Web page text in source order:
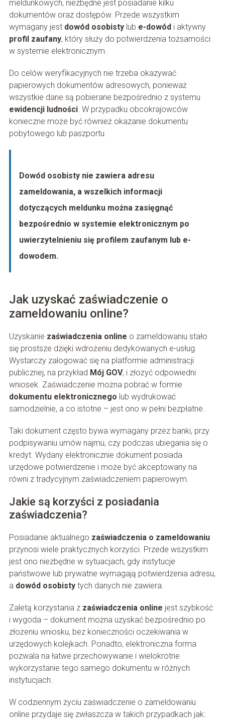
meldunkowych, niezbędne jest posiadanie kilku
dokumentów oraz dostępów. Przede wszystkim
wymagany jest dowód osobistylub e-dowódi aktywny
profil zaufany, który służy do potwierdzenia tożsamości
w systemie elektronicznym.
Do celów weryfikacyjnych nie trzeba okazywać
papierowych dokumentów adresowych, ponieważ
wszystkie dane są pobierane bezpośrednio z systemu
ewidencji ludności. W przypadku obcokrajowców
konieczne może być również okazanie dokumentu
pobytowego lub paszportu.
Dowód osobisty nie zawiera adresu
zameldowania, a wszelkich informacji
dotyczących meldunku można zasięgnąć
bezpośrednio w systemie elektronicznym po
uwierzytelnieniu się profilem zaufanym lub e-
dowodem.
Jak uzyskać zaświadczenie o
zameldowaniu online?
Uzyskanie zaświadczenia online o zameldowaniu stało
się prostsze dzięki wdrożeniu dedykowanych e-usług.
Wystarczy zalogować się na platformie administracji
publicznej, na przykład Mój GOV, i złożyć odpowiedni
wniosek. Zaświadczenie można pobrać w formie
dokumentu elektronicznego lub wydrukować
samodzielnie, a co istotne – jest ono w pełni bezpłatne.
Taki dokument często bywa wymagany przez banki, przy
podpisywaniu umów najmu, czy podczas ubiegania się o
kredyt. Wydany elektronicznie dokument posiada
urzędowe potwierdzenie i może być akceptowany na
równi z tradycyjnym zaświadczeniem papierowym.
Jakie są korzyści z posiadania
zaświadczenia?
Posiadanie aktualnego zaświadczenia o zameldowaniu
przynosi wiele praktycznych korzyści. Przede wszystkim
jest ono niezbędne w sytuacjach, gdy instytucje
państwowe lub prywatne wymagają potwierdzenia adresu,
a dowód osobistytych danych nie zawiera.
Zaletą korzystania z zaświadczenia online jest szybkość
i wygoda – dokument można uzyskać bezpośrednio po
złożeniu wniosku, bez konieczności oczekiwania w
urzędowych kolejkach. Ponadto, elektroniczna forma
pozwala na łatwe przechowywanie i wielokrotne
wykorzystanie tego samego dokumentu w różnych
instytucjach.
W codziennym życiu zaświadczenie o zameldowaniu
online przydaje się zwłaszcza w takich przypadkach jak: